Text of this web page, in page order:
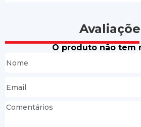
O produto não tem